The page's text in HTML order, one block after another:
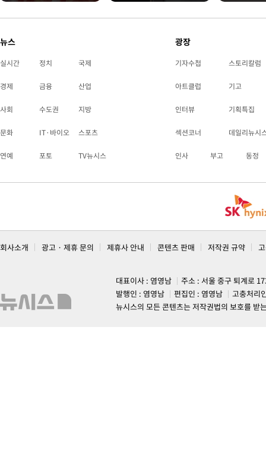
뉴스
실시간 정치 국제
경제 금융 산업
사회 수도권 지방
문화 IT·바이오 스포츠
연예 포토 TV뉴시스
광장
기자수첩 스토리칼럼
아트클럽 기고
인터뷰 기획특집
섹션코너 데일리뉴시
인사 부고 동정
회사소개 광고 · 제휴 문의 제휴사 안내 콘텐츠 판매 저작권 규약
대표이사 : 염영남
주소 : 서울 중구 퇴계로
발행인 : 염영남
편집인 : 염영남
고충처리
뉴시스의 모든 콘텐츠는 저작권법의 보호를